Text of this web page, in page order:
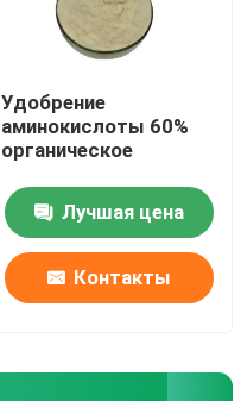
Удобрение
аминокислоты 60%
органическое
Лучшая цена
Контакты